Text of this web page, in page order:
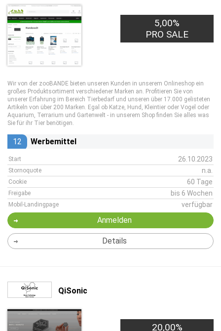
5,00%
PRO SALE
Wir von der zooBANDE bieten unseren Kunden in unserem Onlineshop ein
großes Produktsortiment verschiedener Marken an. Profitieren Sie von
unserer Erfahrung im Bereich Tierbedarf und unseren über 17.000 gelisteten
Artikeln von über 200 Marken. Egal ob Katze, Hund, Kleintier oder Vogel oder
Aquarium, Terrarium und Gartenwelt - in unserem Shop finden Sie alles was
Sie für ihr Tier benötigen.
12 Werbemittel
Start 26.10.2023
Stornoquote n.a.
Cookie 60 Tage
Freigabe bis 6 Wochen
Mobil-Landingpage verfügbar
Anmelden
Details
QiSonic
20,00%